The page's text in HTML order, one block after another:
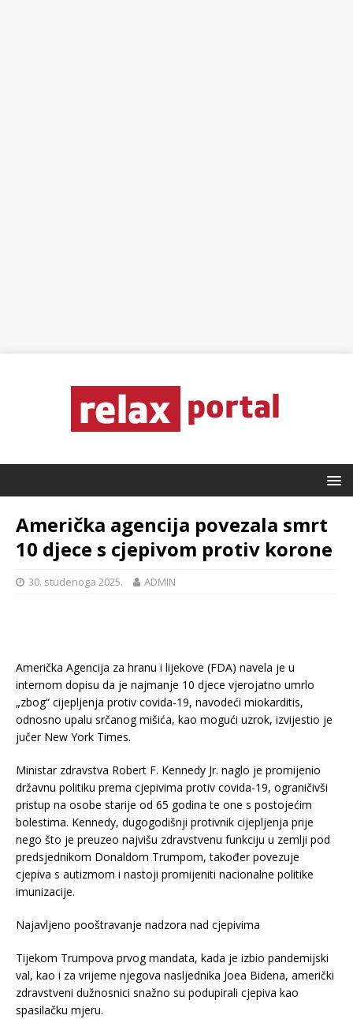
Američka agencija povezala smrt
10 djece s cjepivom protiv korone
30. studenoga 2025. ADMIN
Američka Agencija za hranu i lijekove (FDA) navela je u
internom dopisu da je najmanje 10 djece vjerojatno umrlo
„zbog“ cijepljenja protiv covida-19, navodeći miokarditis,
odnosno upalu srčanog mišića, kao mogući uzrok, izvijestio je
jučer New York Times.
Ministar zdravstva Robert F. Kennedy Jr. naglo je promijenio
državnu politiku prema cjepivima protiv covida-19, ograničivši
pristup na osobe starije od 65 godina te one s postojećim
bolestima. Kennedy, dugogodišnji protivnik cijepljenja prije
nego što je preuzeo najvišu zdravstvenu funkciju u zemlji pod
predsjednikom Donaldom Trumpom, također povezuje
cjepiva s autizmom i nastoji promijeniti nacionalne politike
imunizacije.
Najavljeno pooštravanje nadzora nad cjepivima
Tijekom Trumpova prvog mandata, kada je izbio pandemijski
val, kao i za vrijeme njegova nasljednika Joea Bidena, američki
zdravstveni dužnosnici snažno su podupirali cjepiva kao
spasilačku mjeru.